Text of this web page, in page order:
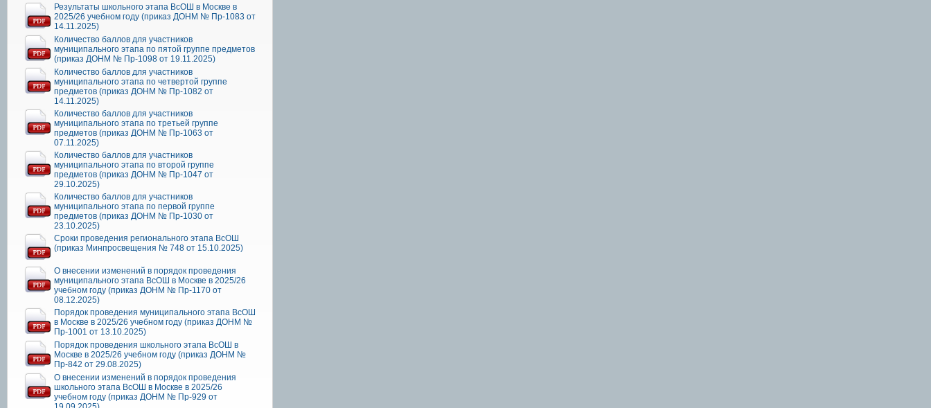
Результаты школьного этапа ВсОШ в Москве в
2025/26 учебном году (приказ ДОНМ № Пр-1083 от
14.11.2025)
Количество баллов для участников
муниципального этапа по пятой группе предметов
(приказ ДОНМ № Пр-1098 от 19.11.2025)
Количество баллов для участников
муниципального этапа по четвертой группе
предметов (приказ ДОНМ № Пр-1082 от
14.11.2025)
Количество баллов для участников
муниципального этапа по третьей группе
предметов (приказ ДОНМ № Пр-1063 от
07.11.2025)
Количество баллов для участников
муниципального этапа по второй группе
предметов (приказ ДОНМ № Пр-1047 от
29.10.2025)
Количество баллов для участников
муниципального этапа по первой группе
предметов (приказ ДОНМ № Пр-1030 от
23.10.2025)
Сроки проведения регионального этапа ВсОШ
(приказ Минпросвещения № 748 от 15.10.2025)
О внесении изменений в порядок проведения
муниципального этапа ВсОШ в Москве в 2025/26
учебном году (приказ ДОНМ № Пр-1170 от
08.12.2025)
Порядок проведения муниципального этапа ВсОШ
в Москве в 2025/26 учебном году (приказ ДОНМ №
Пр-1001 от 13.10.2025)
Порядок проведения школьного этапа ВсОШ в
Москве в 2025/26 учебном году (приказ ДОНМ №
Пр-842 от 29.08.2025)
О внесении изменений в порядок проведения
школьного этапа ВсОШ в Москве в 2025/26
учебном году (приказ ДОНМ № Пр-929 от